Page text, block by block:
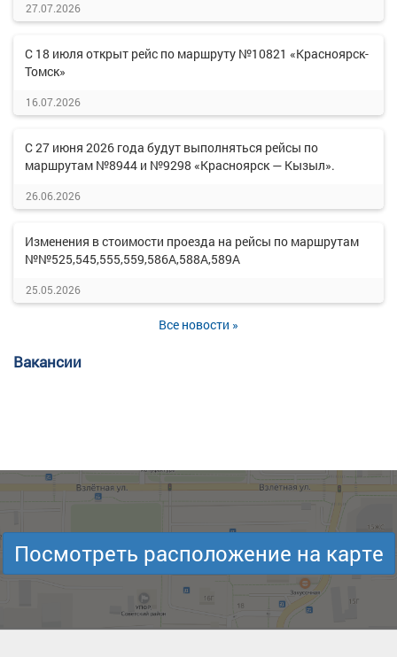
27.07.2026
С 18 июля открыт рейс по маршруту №10821 «Красноярск-
Томск»
16.07.2026
С 27 июня 2026 года будут выполняться рейсы по
маршрутам №8944 и №9298 «Красноярск — Кызыл».
26.06.2026
Изменения в стоимости проезда на рейсы по маршрутам
№№525,545,555,559,586А,588А,589А
25.05.2026
Все новости »
Вакансии
Посмотреть расположение на карте